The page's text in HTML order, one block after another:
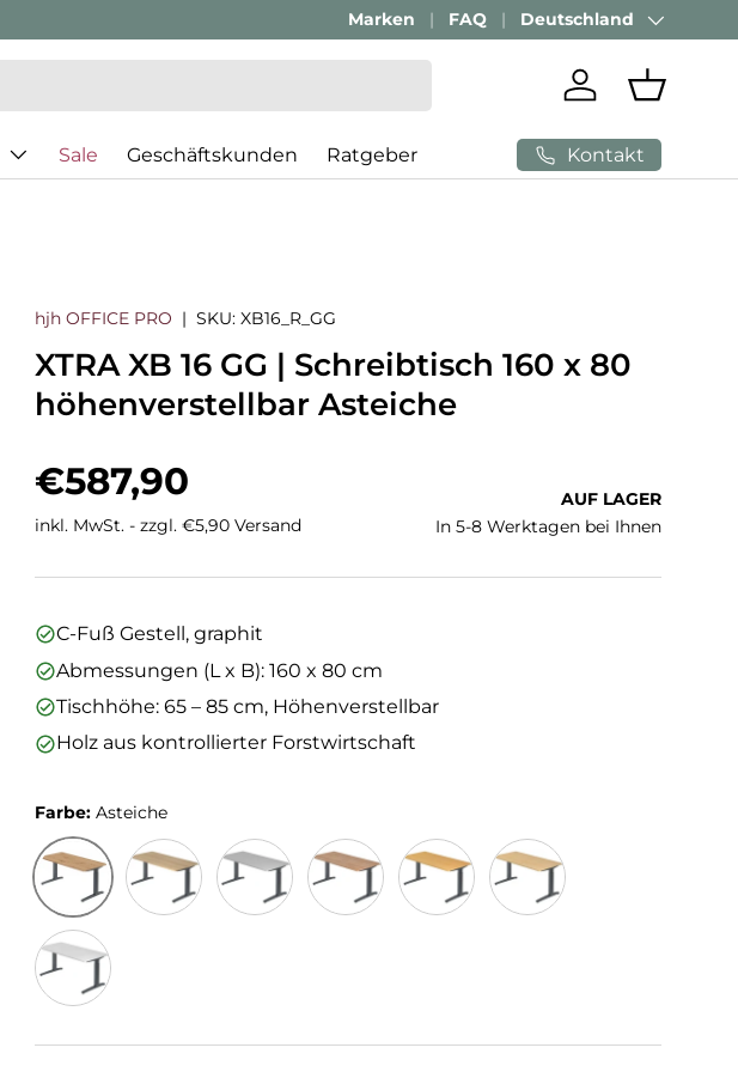
Passenden Bürostuhl finden mitAI-Beratung
Marken FAQ Land/Region
Deutschland
Einloggen
Sale Geschäftskunden Ratgeber Kontakt
hjh OFFICE PRO |SKU: XB16_R_GG
XTRA XB 16 GG | Schreibtisch 160 x 80
höhenverstellbar Asteiche
Normaler Preis
€587,90
inkl. MwSt. - zzgl. €5,90 Versand
AUF LAGER
In 5-8 Werktagen bei Ihnen
C-Fuß Gestell, graphit
Abmessungen (L x B): 160 x 80 cm
Tischhöhe: 65 – 85 cm, Höhenverstellbar
Holz aus kontrollierter Forstwirtschaft
Farbe:Asteiche
Asteiche